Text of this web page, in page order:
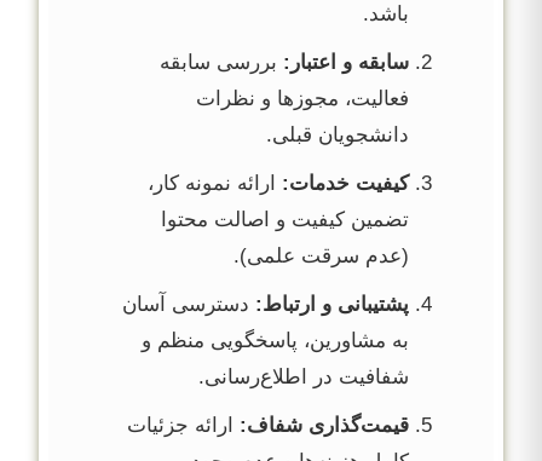
باشد.
سابقه و اعتبار: بررسی سابقه
فعالیت، مجوزها و نظرات
دانشجویان قبلی.
کیفیت خدمات: ارائه نمونه کار،
تضمین کیفیت و اصالت محتوا
(عدم سرقت علمی).
پشتیبانی و ارتباط: دسترسی آسان
به مشاورین، پاسخگویی منظم و
شفافیت در اطلاع‌رسانی.
قیمت‌گذاری شفاف: ارائه جزئیات